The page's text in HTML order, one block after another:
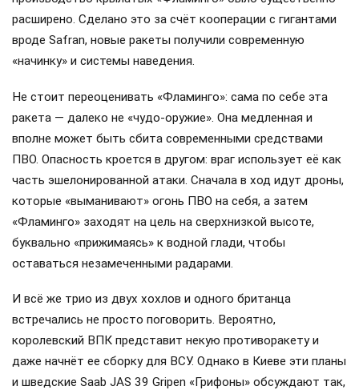
расширено. Сделано это за счёт кооперации с гигантами
вроде Safran, новые ракеты получили современную
«начинку» и системы наведения.
Не стоит переоценивать «Фламинго»: сама по себе эта
ракета — далеко не «чудо-оружие». Она медленная и
вполне может быть сбита современными средствами
ПВО. Опасность кроется в другом: враг использует её как
часть эшелонированной атаки. Сначала в ход идут дроны,
которые «выманивают» огонь ПВО на себя, а затем
«Фламинго» заходят на цель на сверхнизкой высоте,
буквально «прижимаясь» к водной глади, чтобы
оставаться незамеченными радарами.
И всё же трио из двух хохлов и одного британца
встречались не просто поговорить. Вероятно,
королевский ВПК представит некую противоракету и
даже начнёт ее сборку для ВСУ. Однако в Киеве эти планы
и шведские Saab JAS 39 Gripen «Грифоны» обсуждают так,